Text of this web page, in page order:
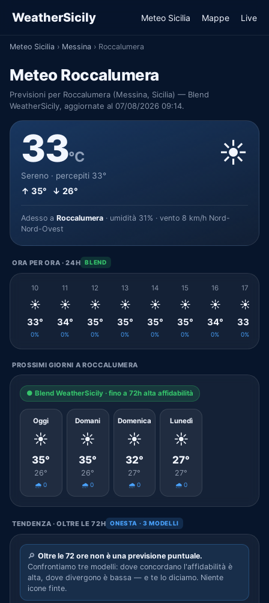
WeatherSicily Meteo Sicilia Mappe Live
Meteo Sicilia › Messina › Roccalumera
Meteo Roccalumera
Previsioni per Roccalumera (Messina, Sicilia) — Blend
WeatherSicily, aggiornate al 07/08/2026 09:14.
33°C
Sereno · percepiti 33°
↑ 35° ↓ 26°
☀️
Adesso a Roccalumera · umidità 31% · vento 8 km/h Nord-
Nord-Ovest
ORA PER ORA · 24H BLEND
10
☀️
33°
0%
11
☀️
34°
0%
12
☀️
35°
0%
13
☀️
35°
0%
14
☀️
35°
0%
15
☀️
35°
0%
16
☀️
34°
0%
17
☀️
33°
0%
PROSSIMI GIORNI A ROCCALUMERA
● Blend WeatherSicily · fino a 72h alta affidabilità
Oggi
☀️
35°
26°
🌧️ 0
Domani
☀️
35°
26°
🌧️ 0
Domenica
☀️
32°
27°
🌧️ 0
Lunedì
☀️
27°
27°
🌧️ 0
TENDENZA · OLTRE LE 72H ONESTA · 3 MODELLI
🔎 Oltre le 72 ore non è una previsione puntuale.
Confrontiamo tre modelli: dove concordano l'affidabilità è
alta, dove divergono è bassa — e te lo diciamo. Niente
icone finte.